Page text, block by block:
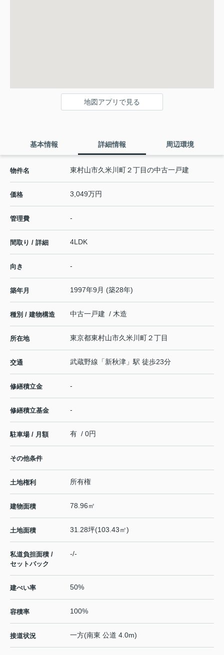
地図アプリで見る
基本情報 詳細情報 周辺環境
物件名 東村山市久米川町２丁目の中古一戸建
価格 3,049万円
管理費 -
間取り / 詳細 4LDK
向き -
築年月 1997年9月 (築28年)
種別 / 建物構造 中古一戸建 / 木造
所在地 東京都東村山市久米川町２丁目
交通 武蔵野線 「新秋津 」駅 徒歩23分
修繕積立金 -
修繕積立基金 -
駐車場 / 月額 有 / 0円
その他条件
土地権利 所有権
建物面積 78.96㎡
土地面積 31.28坪(103.43㎡)
私道負担面積 /
セットバック
-/-
建ぺい率 50%
容積率 100%
接道状況 一方(南東 公道 4.0m)